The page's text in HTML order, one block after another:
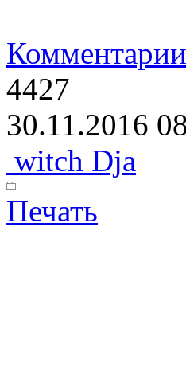
4427
30.11.2016
witch Dja
Печать